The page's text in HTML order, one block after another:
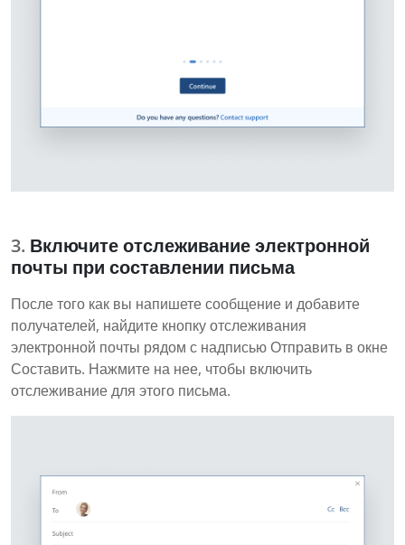
Включите отслеживание электронной
почты при составлении письма
После того как вы напишете сообщение и добавите
получателей, найдите кнопку отслеживания
электронной почты рядом с надписью Отправить в окне
Составить. Нажмите на нее, чтобы включить
отслеживание для этого письма.